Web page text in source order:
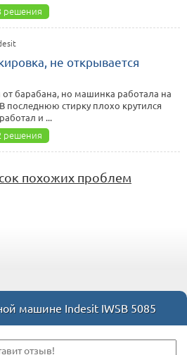
решения
не открывается
барабана, но машинка работала на
последнюю стирку плохо крутился
и ...
решения
похожих проблем
машине Indesit IWSB 5085